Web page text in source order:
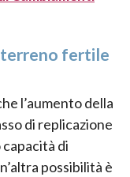
terreno fertile
l’aumento della
di replicazione
di
possibilità è